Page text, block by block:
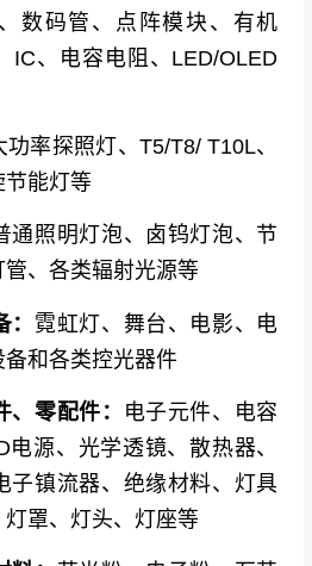
数码管、点阵模块、有机
IC、电容电阻、LED/OLED
功率探照灯、T5/T8/ T10L、
能灯等
通照明灯泡、卤钨灯泡、节
、各类辐射光源等
霓虹灯、舞台、电影、电
和各类控光器件
零配件：
电子元件、电容
源、光学透镜、散热器、
子镇流器、绝缘材料、灯具
罩、灯头、灯座等